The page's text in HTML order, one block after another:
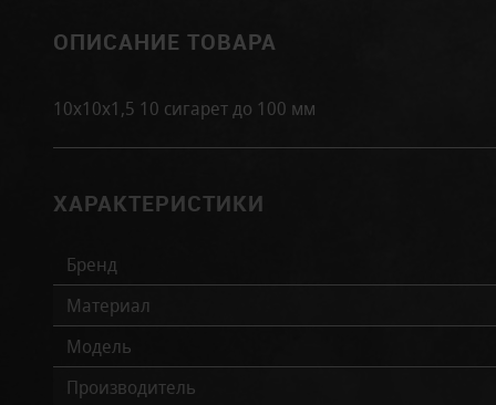
ОПИСАНИЕ ТОВАРА
10х10х1,5 10 сигарет до 100 мм
ХАРАКТЕРИСТИКИ
Бренд
Материал
Модель
Производитель